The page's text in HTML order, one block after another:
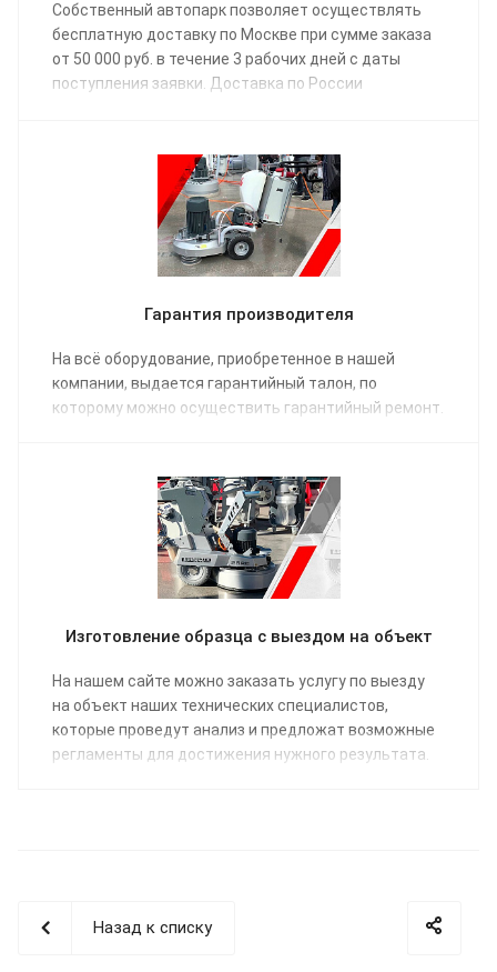
Собственный автопарк позволяет осуществлять
бесплатную доставку по Москве при сумме заказа
от 50 000 руб. в течение 3 рабочих дней с даты
поступления заявки. Доставка по России
Гарантия производителя
На всё оборудование, приобретенное в нашей
компании, выдается гарантийный талон, по
которому можно осуществить гарантийный ремонт.
Изготовление образца с выездом на объект
На нашем сайте можно заказать услугу по выезду
на объект наших технических специалистов,
которые проведут анализ и предложат возможные
регламенты для достижения нужного результата.
Назад к списку